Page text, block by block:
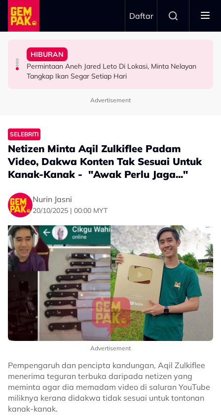
Skip to main content
Daftar
HIBURAN
“Saya Memang Suka Gaya Streetwear…” - Ezaidi Aziz
FESYEN
Usia 74 tahun Bukan Penghalang, Tunku Puteri Jawahir
Hidupkan Warisan Negeri Sembilan Menerusi ‘Royal
BERITA
Tertelan Serpihan Lidi Sate, Wanita Saman Singapore
Airlines
HIBURAN
Permintaan Aneh Jared Leto Di Lokasi, Minta Nelayan
Tangkap Ikan Segar Setiap Hari
Advertisement
SELEBRITI
Netizen Minta Aqil Zulkiflee Padam
Video, Dakwa Konten Tak Sesuai Untuk
Kanak-Kanak - "Awak Perlu Jaga..."
Nurin Jasni
20/10/2025 | 00:00 MYT
Advertisement
Pempengaruh dan pencipta kandungan, Aqil Zulkiflee
menerima teguran terbuka daripada netizen yang
meminta agar dia memadam video di saluran YouTube
miliknya kerana didakwa tidak sesuai untuk tontonan
kanak-kanak.